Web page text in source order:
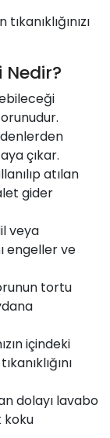
Nedir?
çıkar.
atılan
gider
veya
engeller ve
tortu
içindeki
dolayı lavabo
koku